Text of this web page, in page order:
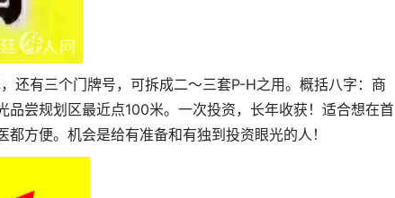
还有三个门牌号，可拆成二～三套P-H之用。概括八字：商
尝规划区最近点100米。一次投资，长年收获！适合想在首
方便。机会是给有准备和有独到投资眼光的人！